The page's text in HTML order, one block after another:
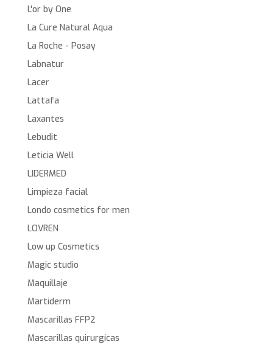
L'or by One
La Cure Natural Aqua
La Roche - Posay
Labnatur
Lacer
Lattafa
Laxantes
Lebudit
Leticia Well
LIDERMED
Limpieza facial
Londo cosmetics for men
LOVREN
Low up Cosmetics
Magic studio
Maquillaje
Martiderm
Mascarillas FFP2
Mascarillas quirurgícas